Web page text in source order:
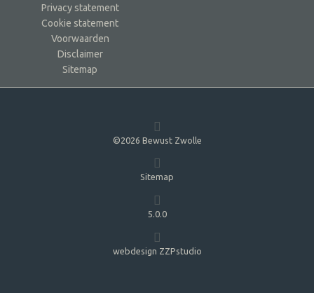
Privacy statement
Cookie statement
Voorwaarden
Disclaimer
Sitemap
©2026 Bewust Zwolle
Sitemap
5.0.0
webdesign ZZPstudio